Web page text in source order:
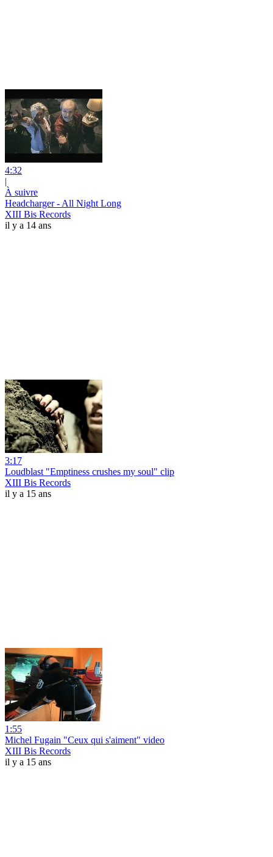
4:32
|
À suivre
Headcharger - All Night Long
XIII Bis Records
il y a 14 ans
3:17
Loudblast "Emptiness crushes my soul" clip
XIII Bis Records
il y a 15 ans
1:55
Michel Fugain "Ceux qui s'aiment" video
XIII Bis Records
il y a 15 ans